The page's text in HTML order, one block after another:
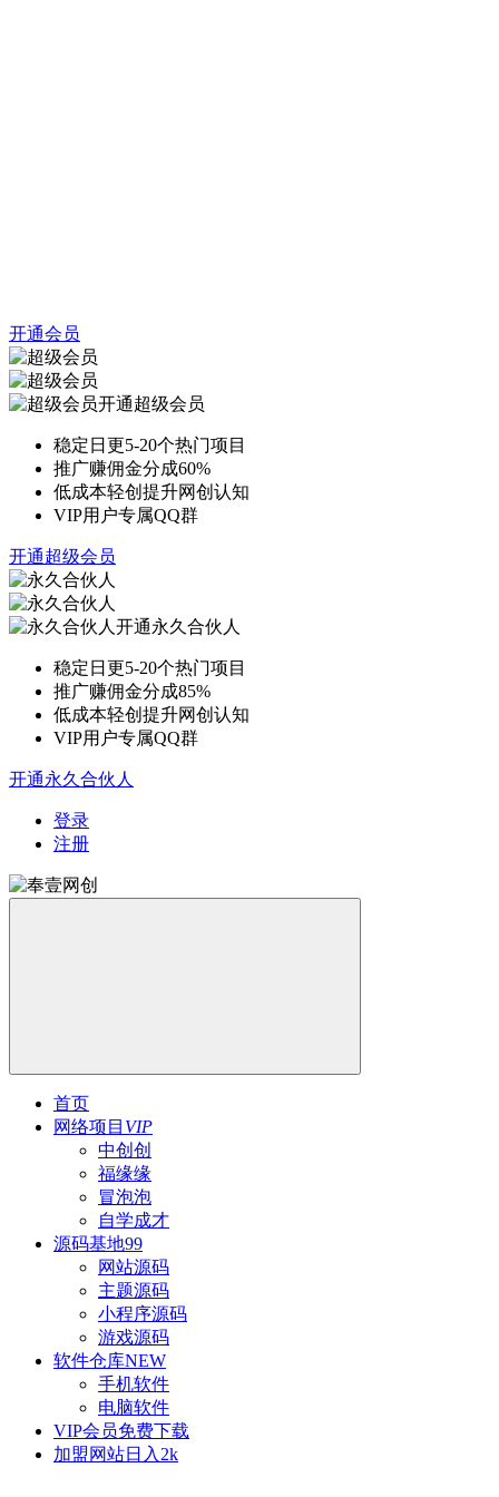
开通会员
开通超级会员
稳定日更5-20个热门项目
推广赚佣金分成60%
低成本轻创提升网创认知
VIP用户专属QQ群
开通超级会员
开通永久合伙人
稳定日更5-20个热门项目
推广赚佣金分成85%
低成本轻创提升网创认知
VIP用户专属QQ群
开通永久合伙人
登录
注册
首页
网络项目 VIP
中创创
福缘缘
冒泡泡
自学成才
源码基地99
网站源码
主题源码
小程序源码
游戏源码
软件仓库NEW
手机软件
电脑软件
VIP会员免费下载
加盟网站日入2k